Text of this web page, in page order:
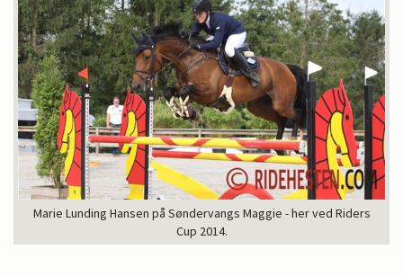
Marie Lunding Hansen på Søndervangs Maggie - her ved Riders
Cup 2014.